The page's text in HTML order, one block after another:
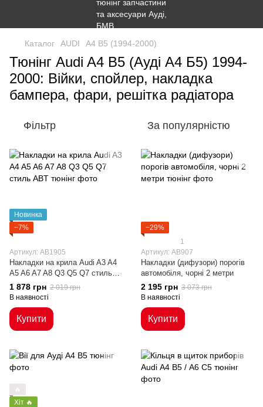
Каталог AUDI A4 B5 (1994-2000)
Тюнінг Audi A4 B5 (Ауді А4 Б5) 1994-
2000: Війки, спойлер, накладка
бампера, фари, решітка радіатора
Фільтр За популярністю
Новинка
−7%
Артикул: AB1905
Накладки на крила Audi A3 A4
A5 A6 A7 A8 Q3 Q5 Q7 стиль
ABT
1 878 грн 2 019 грн
В наявності
Купити
−29%
1
Артикул: AB907
Накладки (дифузори) порогів
автомобіля, чорні 2 метри
2 195 грн 3 073 грн
В наявності
Купити
🔥
Хіт 🔥